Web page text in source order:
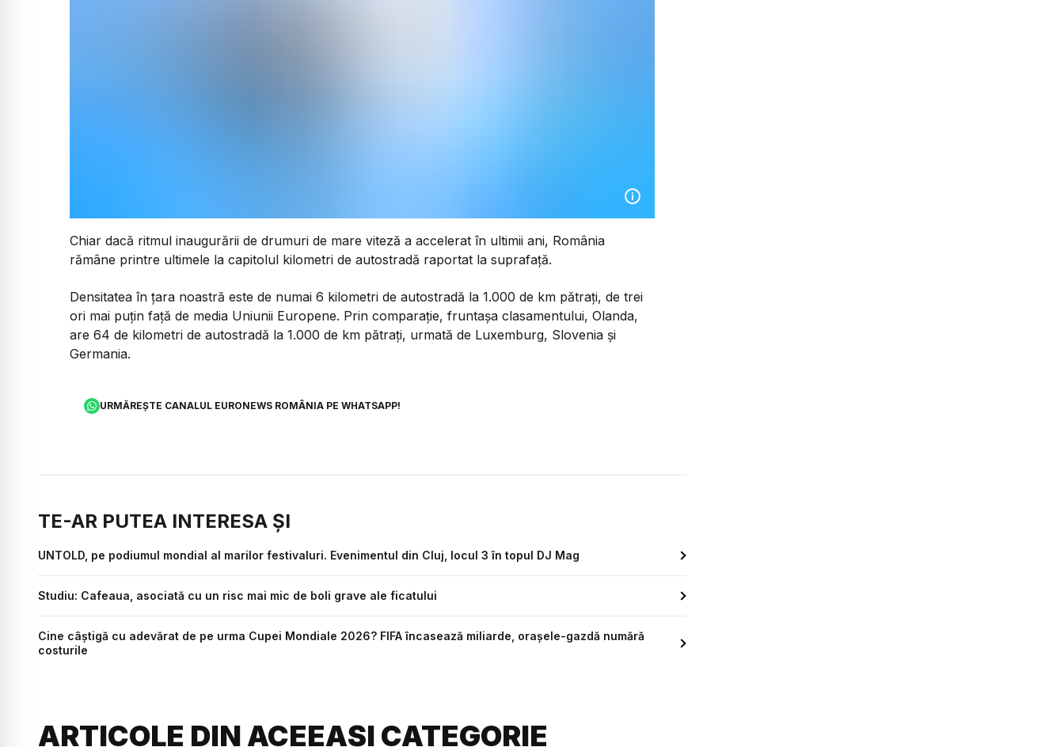
Chiar dacă ritmul inaugurării de drumuri de mare viteză a accelerat în ultimii ani, România
rămâne printre ultimele la capitolul kilometri de autostradă raportat la suprafață.
Densitatea în țara noastră este de numai 6 kilometri de autostradă la 1.000 de km pătrați, de trei
ori mai puțin față de media Uniunii Europene. Prin comparație, fruntașa clasamentului, Olanda,
are 64 de kilometri de autostradă la 1.000 de km pătrați, urmată de Luxemburg, Slovenia și
Germania.
URMĂREȘTE CANALUL EURONEWS ROMÂNIA PE WHATSAPP!
TE-AR PUTEA INTERESA ȘI
UNTOLD, pe podiumul mondial al marilor festivaluri. Evenimentul din Cluj, locul 3 în topul DJ Mag
Studiu: Cafeaua, asociată cu un risc mai mic de boli grave ale ficatului
Cine câștigă cu adevărat de pe urma Cupei Mondiale 2026? FIFA încasează miliarde, orașele-gazdă numără
costurile
ARTICOLE DIN ACEEAȘI CATEGORIE